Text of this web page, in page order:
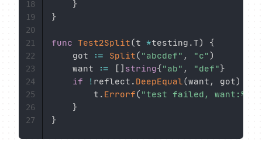
}
}
func Test2Split(t *testing .T)
{
	got
:= Split( "abcdef" , "c")
	want
:= [ ] string{"ab" , "def"}
if
! reflect . DeepEqual(want , got)
		t
. Errorf( "test failed, want:%v
}
}
18
19
20
21
22
23
24
25
26
27